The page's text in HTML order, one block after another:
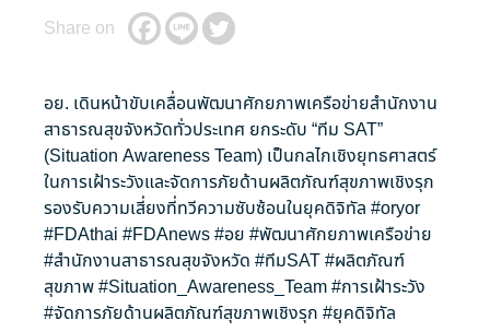
Share on
อย. เดินหน้าขับเคลื่อนพัฒนาศักยภาพเครือข่ายสำนักงาน
สาธารณสุขจังหวัดทั่วประเทศ ยกระดับ “ทีม SAT”
(Situation Awareness Team) เป็นกลไกเชิงยุทธศาสตร์
ในการเฝ้าระวังและจัดการภัยด้านผลิตภัณฑ์สุขภาพเชิงรุก
รองรับความเสี่ยงที่ทวีความซับซ้อนในยุคดิจิทัล #oryor
#FDAthai #FDAnews#อย #พัฒนาศักยภาพเครือข่าย
#สำนักงานสาธารณสุขจังหวัด #ทีมSAT#ผลิตภัณฑ์
สุขภาพ#Situation_Awareness_Team#การเฝ้าระวัง
#จัดการภัยด้านผลิตภัณฑ์สุขภาพเชิงรุก #ยุคดิจิทัล